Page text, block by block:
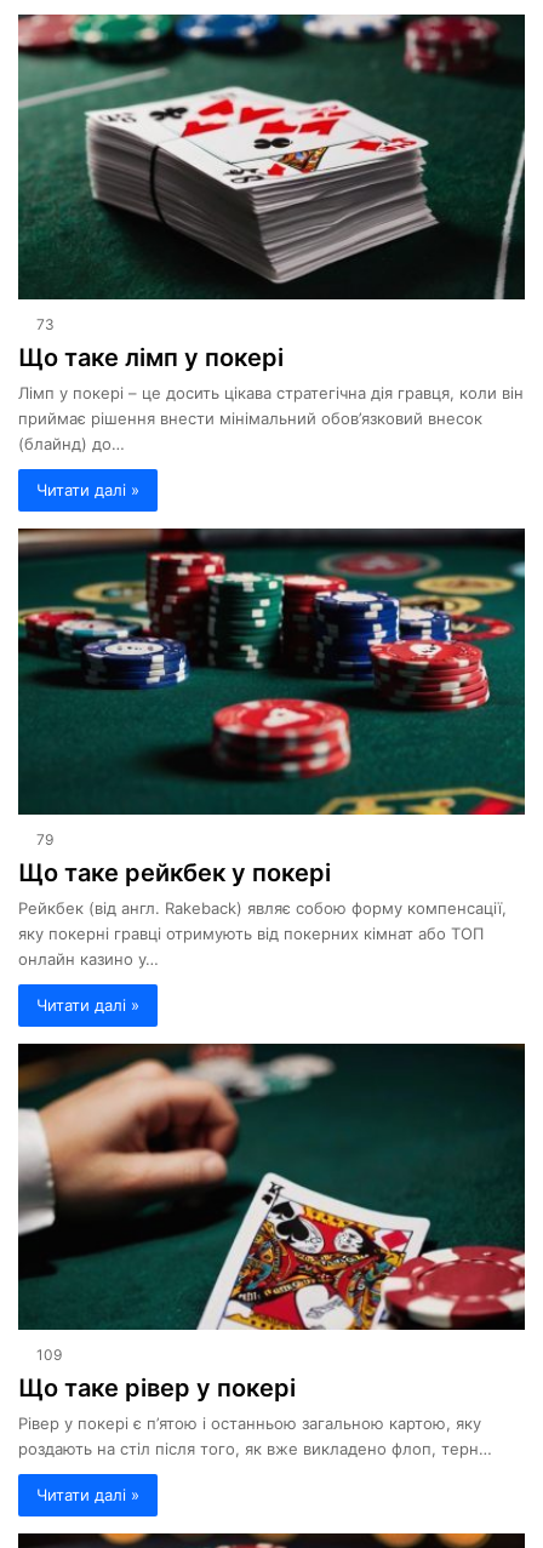
73
Що таке лімп у покері
Лімп у покері – це досить цікава стратегічна дія гравця, коли він
приймає рішення внести мінімальний обов’язковий внесок
(блайнд) до…
Читати далі »
79
Що таке рейкбек у покері
Рейкбек (від англ. Rakeback) являє собою форму компенсації,
яку покерні гравці отримують від покерних кімнат або ТОП
онлайн казино у…
Читати далі »
109
Що таке рівер у покері
Рівер у покері є п’ятою і останньою загальною картою, яку
роздають на стіл після того, як вже викладено флоп, терн…
Читати далі »